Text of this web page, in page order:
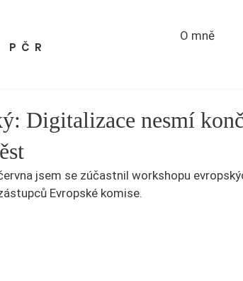
O mně
Digitalizace nesmí
jsem se zúčastnil workshopu
Evropské komise.